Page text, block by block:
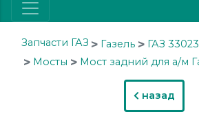
Запчасти ГАЗ Газель
ГАЗ
Мосты
Мост задний для а/м
назад